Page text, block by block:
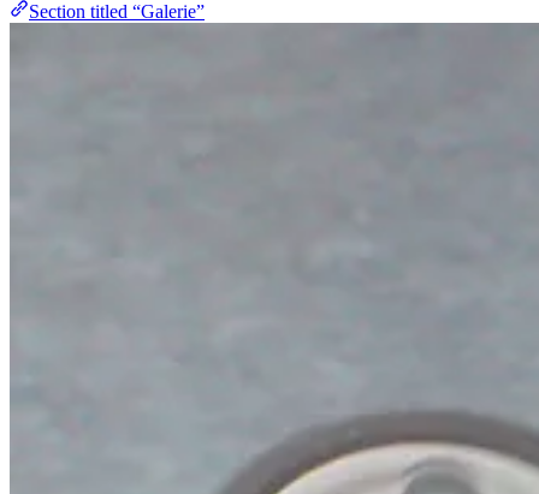
Section titled “Galerie”